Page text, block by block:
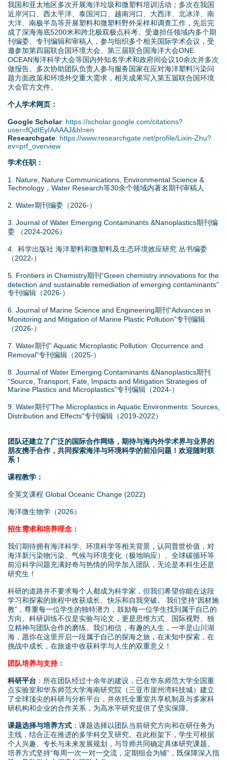
我国和亚太地区多次开展海洋垃圾和微塑料培训活动；多次在我国
近岸河口、西太平洋、泰国河口、越南河口、大西洋、北冰洋、南
大洋、南极半岛等开展塑料和微塑料野外采样和调查工作，先后完
成了深海海底5200米和跨北极双极点科考。受邀担任领域内多个期
刊编委、专刊编辑和审稿人，参与组织多个相关国际学术会议，受
邀参加第四届联合国环境大会、第三届联合国海洋大会ONE
OCEAN海洋科学大会等国内外知名学术和政府间会议10余次并多次
做报告。多次协助团队负责人参与服务国家在应对海洋塑料污染问
题方面政策和环境外交重大需求，相关成果写入第五届联合国环境
大会官方文件。
个人学术网页：
Google Scholar: https://scholar.google.com/citations?
user=fQdIEyIAAAAJ&hl=en
Researchgate: https://www.researchgate.net/profile/Lixin-Zhu?
ev=prf_overview
学术任职：
1. Nature, Nature Communications, Environmental Science &
Technology，Water Research等30余个领域内著名期刊审稿人
2. Water期刊编委（2026-）
3. Journal of Water Emerging Contaminants &Nanoplastics期刊编
委 （2024-2026）
4. 科学出版社 海洋塑料和微塑料及生态环境效应研究 丛书编委
（2022-）
5. Frontiers in Chemistry期刊“Green chemistry innovations for the
detection and sustainable remediation of emerging contaminants”
专刊编辑（2026-）
6. Journal of Marine Science and Engineering期刊“Advances in
Monitoring and Mitigation of Marine Plastic Pollution”专刊编辑
（2026-）
7. Water期刊" Aquatic Microplastic Pollution: Occurrence and
Removal"专刊编辑（2025-）
8. Journal of Water Emerging Contaminants &Nanoplastics期刊
“Source, Transport, Fate, Impacts and Mitigation Strategies of
Marine Plastics and Microplastics”专刊编辑（2024-）
9. Water期刊"The Microplastics in Aquatic Environments: Sources,
Distribution and Effects"专刊编辑（2019-2022）
团队还建立了广泛的国际合作网络，期待与海内外学术界与业界的
朋友携手合作，共同探索海洋与环境科学的前沿问题！欢迎随时联
系！
课程教学：
全英文课程 Global Oceanic Change (2022)
海洋微生物学（2026）
招生需求和培养理念：
我们期待拥有海洋科学、环境科学等相关背景，认同普世价值，对
海洋新污染物污染、气候与环境变化（极地响应）、全球碳循环等
前沿科学问题充满好奇与热情的同学加入团队，无论是本科生还是
研究生！
科研的道路并不要求每个人都成为科学家，但我们希望你能在这段
学习和探索的旅程中收获成长、快乐和自我突破。 我们坚持“因材施
教”，尊重每一位学生的独特潜力，鼓励每一位学生找到属于自己的
方向。科研训练不仅是实验与论文，更是思维方式、国际视野、独
立精神与团队合作的磨练。我们相信，有趣的人生，一半是山川湖
海，愿你在这里开启一段属于自己的探海之旅，在未知中探索，在
挑战中成长，在旅途中收获科学与人生的双重意义！
团队培养与支持：
科研平台 ：所在团队经过十余年的建设，已在华东师范大学全国重
点实验室和华东师范大学海南研究院（三亚市崖州湾科技城）建立
了全球顶尖的科研与分析平台，并依托全重室共享机制及与多家科
研机构和企业的合作关系，为高水平研究提供了坚实保障。
课题选择与培养方式 ：课题选择以团队当前研究方向和在研任务为
主线，结合正在推进的多学科交叉研究。在此框架下，学生可根据
个人兴趣、专长与未来发展规划，与导师共同确定具体研究课题。
培养方式坚持“每周一次一对一交流，定期组会为辅”，既保障深入指